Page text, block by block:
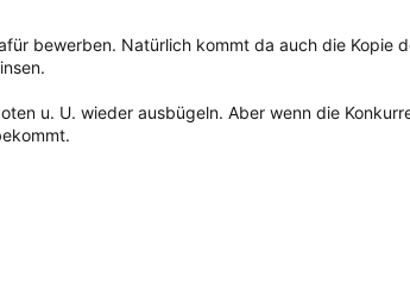
bewerben. Natürlich kommt da auch die Kopie
u. U. wieder ausbügeln. Aber wenn die